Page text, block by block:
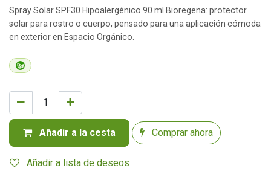
Añadir a la cesta Comprar ahora
Añadir a lista de deseos
Spray Solar SPF30 Hipoalergénico 90 ml Bioregena: protector
solar para rostro o cuerpo, pensado para una aplicación cómoda
en exterior en Espacio Orgánico.